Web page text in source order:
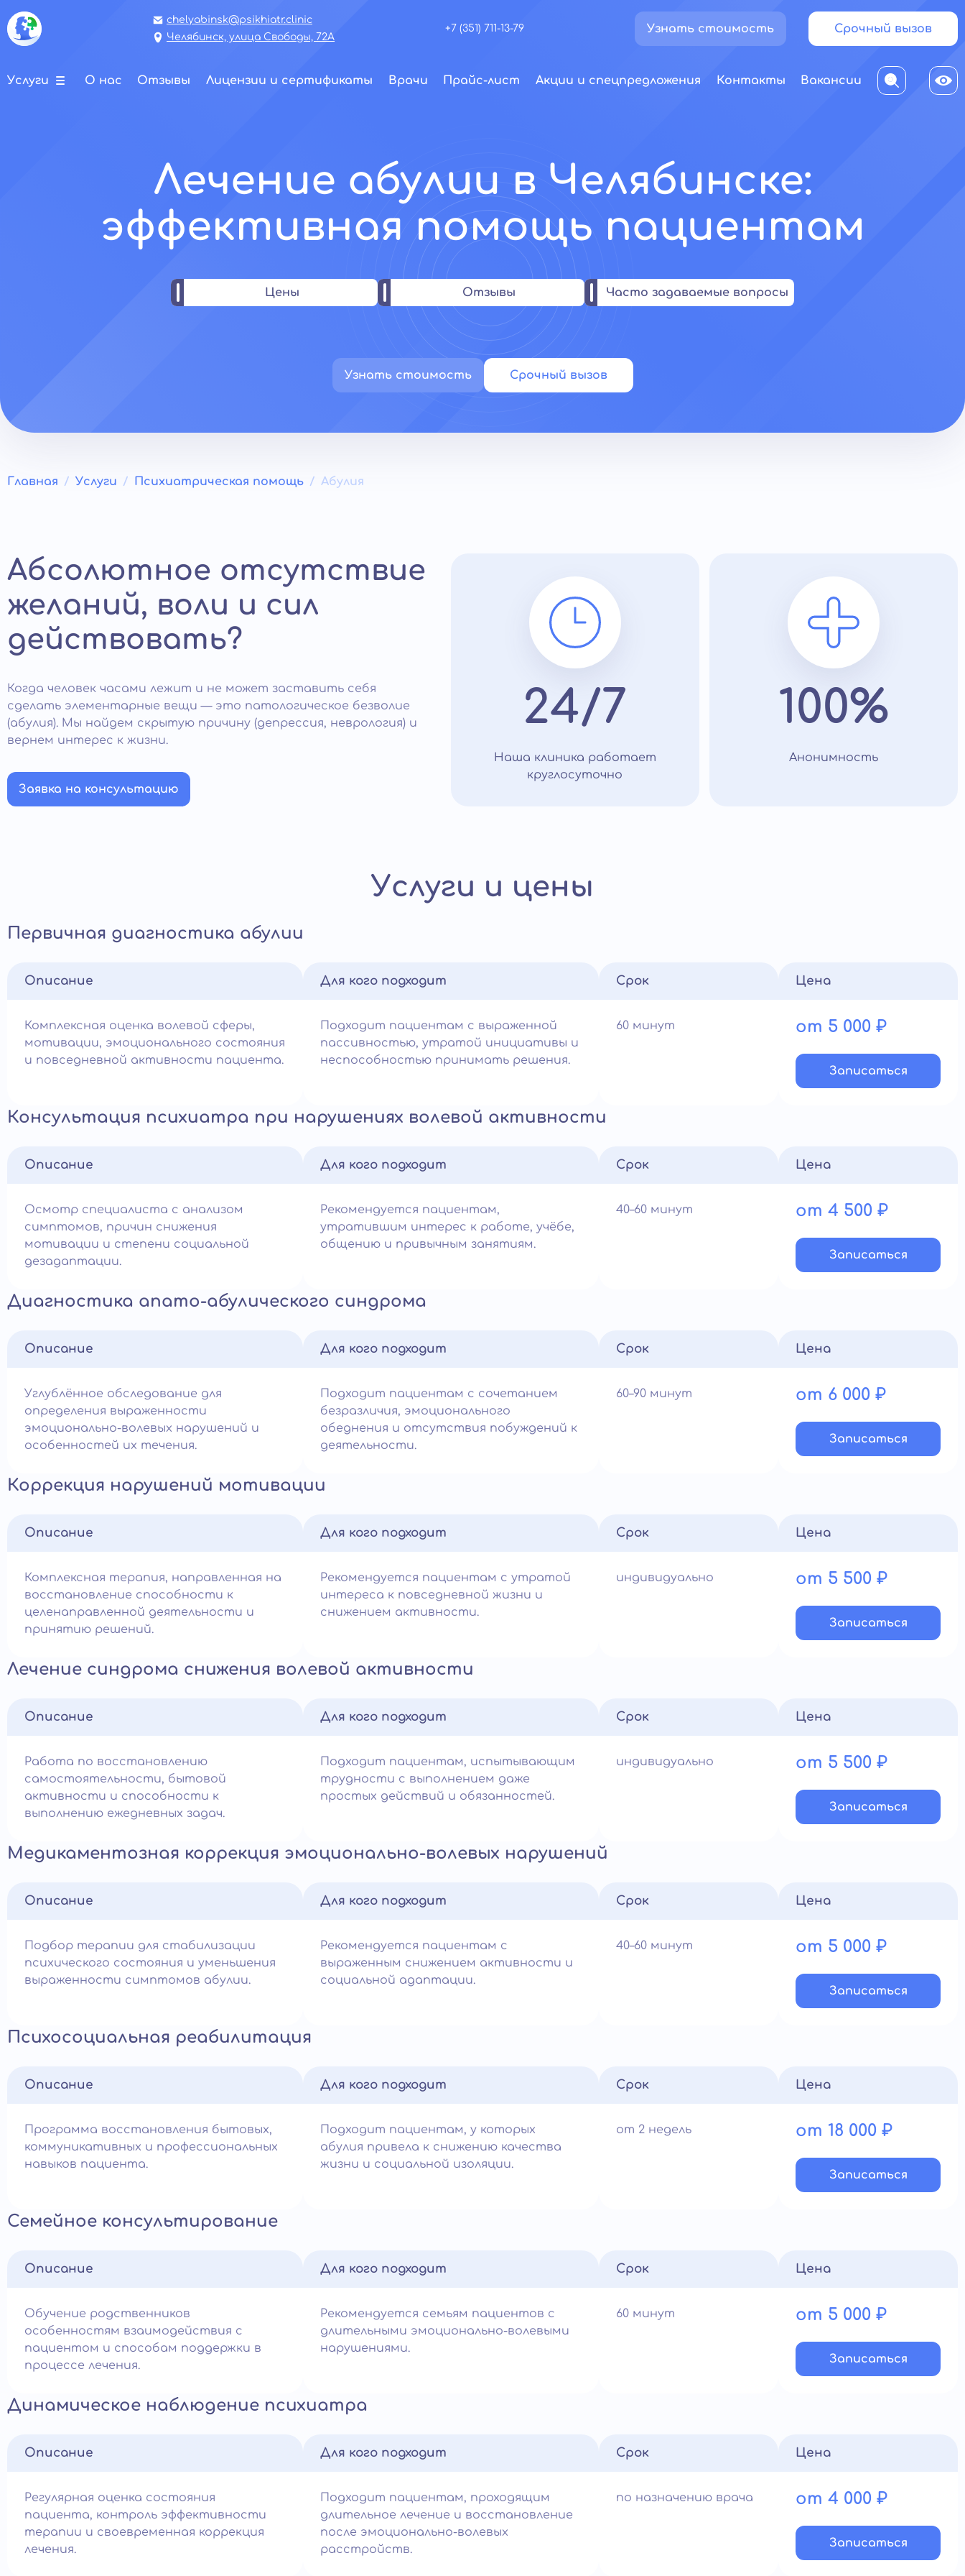
chelyabinsk@psikhiatr.clinic
Челябинск, улица Свободы, 72А
+7 (351) 711-13-79 Узнать стоимость Срочный вызов
Услуги О нас Отзывы Лицензии и сертификаты Врачи Прайс-лист Акции и спецпредложения Контакты Вакансии
Лечение абулии в Челябинске:
эффективная помощь пациентам
Цены Отзывы Часто задаваемые вопросы
Узнать стоимость Срочный вызов
Главная Услуги Психиатрическая помощь Абулия
Абсолютное отсутствие
желаний, воли и сил
действовать?
Когда человек часами лежит и не может заставить себя
сделать элементарные вещи — это патологическое безволие
(абулия). Мы найдем скрытую причину (депрессия, неврология) и
вернем интерес к жизни.
Заявка на консультацию
24/7
Наша клиника работает
круглосуточно
100%
Анонимность
Услуги и цены
Первичная диагностика абулии
Описание
Комплексная оценка волевой сферы,
мотивации, эмоционального состояния
и повседневной активности пациента.
Для кого подходит
Подходит пациентам с выраженной
пассивностью, утратой инициативы и
неспособностью принимать решения.
Срок
60 минут
Цена
от 5 000 ₽
Записатьcя
Консультация психиатра при нарушениях волевой активности
Описание
Осмотр специалиста с анализом
симптомов, причин снижения
мотивации и степени социальной
дезадаптации.
Для кого подходит
Рекомендуется пациентам,
утратившим интерес к работе, учёбе,
общению и привычным занятиям.
Срок
40–60 минут
Цена
от 4 500 ₽
Записатьcя
Диагностика апато-абулического синдрома
Описание
Углублённое обследование для
определения выраженности
эмоционально-волевых нарушений и
особенностей их течения.
Для кого подходит
Подходит пациентам с сочетанием
безразличия, эмоционального
обеднения и отсутствия побуждений к
деятельности.
Срок
60–90 минут
Цена
от 6 000 ₽
Записатьcя
Коррекция нарушений мотивации
Описание
Комплексная терапия, направленная на
восстановление способности к
целенаправленной деятельности и
принятию решений.
Для кого подходит
Рекомендуется пациентам с утратой
интереса к повседневной жизни и
снижением активности.
Срок
индивидуально
Цена
от 5 500 ₽
Записатьcя
Лечение синдрома снижения волевой активности
Описание
Работа по восстановлению
самостоятельности, бытовой
активности и способности к
выполнению ежедневных задач.
Для кого подходит
Подходит пациентам, испытывающим
трудности с выполнением даже
простых действий и обязанностей.
Срок
индивидуально
Цена
от 5 500 ₽
Записатьcя
Медикаментозная коррекция эмоционально-волевых нарушений
Описание
Подбор терапии для стабилизации
психического состояния и уменьшения
выраженности симптомов абулии.
Для кого подходит
Рекомендуется пациентам с
выраженным снижением активности и
социальной адаптации.
Срок
40–60 минут
Цена
от 5 000 ₽
Записатьcя
Психосоциальная реабилитация
Описание
Программа восстановления бытовых,
коммуникативных и профессиональных
навыков пациента.
Для кого подходит
Подходит пациентам, у которых
абулия привела к снижению качества
жизни и социальной изоляции.
Срок
от 2 недель
Цена
от 18 000 ₽
Записатьcя
Семейное консультирование
Описание
Обучение родственников
особенностям взаимодействия с
пациентом и способам поддержки в
процессе лечения.
Для кого подходит
Рекомендуется семьям пациентов с
длительными эмоционально-волевыми
нарушениями.
Срок
60 минут
Цена
от 5 000 ₽
Записатьcя
Динамическое наблюдение психиатра
Описание
Регулярная оценка состояния
пациента, контроль эффективности
терапии и своевременная коррекция
лечения.
Для кого подходит
Подходит пациентам, проходящим
длительное лечение и восстановление
после эмоционально-волевых
расстройств.
Срок
по назначению врача
Цена
от 4 000 ₽
Записатьcя